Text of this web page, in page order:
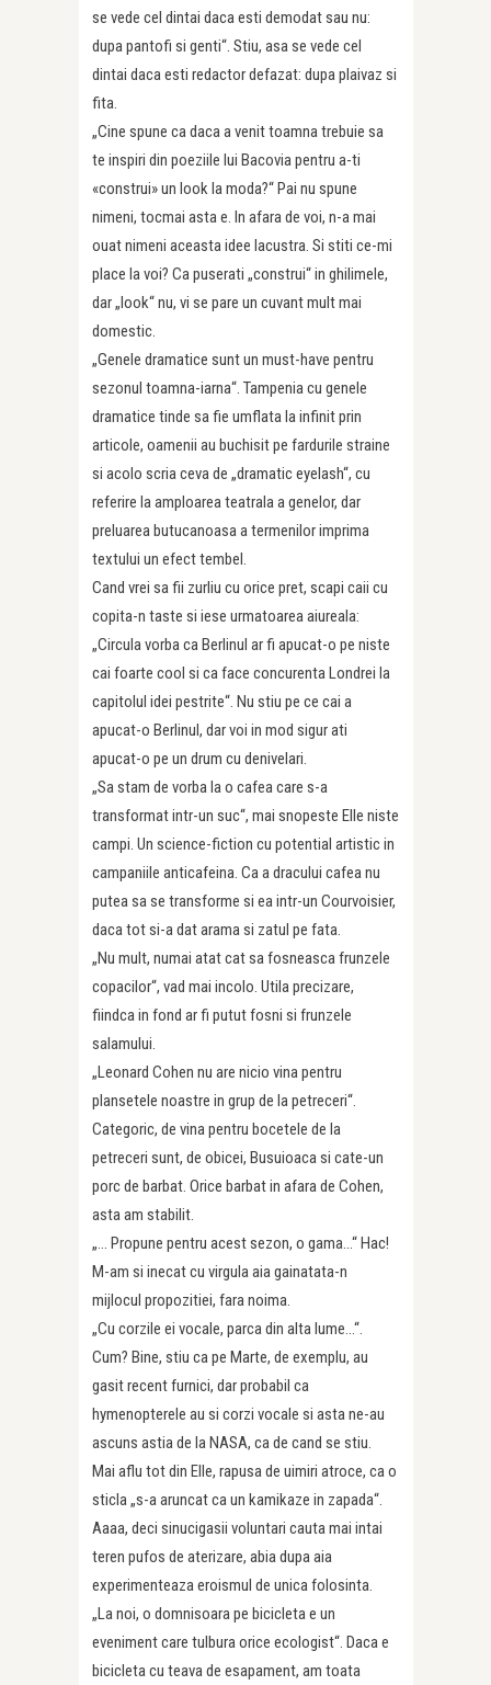
se vede cel dintai daca esti demodat sau nu:
dupa pantofi si genti“. Stiu, asa se vede cel
dintai daca esti redactor defazat: dupa plaivaz si
fita.
„Cine spune ca daca a venit toamna trebuie sa
te inspiri din poeziile lui Bacovia pentru a-ti
«construi» un look la moda?“ Pai nu spune
nimeni, tocmai asta e. In afara de voi, n-a mai
ouat nimeni aceasta idee lacustra. Si stiti ce-mi
place la voi? Ca puserati „construi“ in ghilimele,
dar „look“ nu, vi se pare un cuvant mult mai
domestic.
„Genele dramatice sunt un must-have pentru
sezonul toamna-iarna“. Tampenia cu genele
dramatice tinde sa fie umflata la infinit prin
articole, oamenii au buchisit pe fardurile straine
si acolo scria ceva de „dramatic eyelash“, cu
referire la amploarea teatrala a genelor, dar
preluarea butucanoasa a termenilor imprima
textului un efect tembel.
Cand vrei sa fii zurliu cu orice pret, scapi caii cu
copita-n taste si iese urmatoarea aiureala:
„Circula vorba ca Berlinul ar fi apucat-o pe niste
cai foarte cool si ca face concurenta Londrei la
capitolul idei pestrite“. Nu stiu pe ce cai a
apucat-o Berlinul, dar voi in mod sigur ati
apucat-o pe un drum cu denivelari.
„Sa stam de vorba la o cafea care s-a
transformat intr-un suc“, mai snopeste Elle niste
campi. Un science-fiction cu potential artistic in
campaniile anticafeina. Ca a dracului cafea nu
putea sa se transforme si ea intr-un Courvoisier,
daca tot si-a dat arama si zatul pe fata.
„Nu mult, numai atat cat sa fosneasca frunzele
copacilor“, vad mai incolo. Utila precizare,
fiindca in fond ar fi putut fosni si frunzele
salamului.
„Leonard Cohen nu are nicio vina pentru
plansetele noastre in grup de la petreceri“.
Categoric, de vina pentru bocetele de la
petreceri sunt, de obicei, Busuioaca si cate-un
porc de barbat. Orice barbat in afara de Cohen,
asta am stabilit.
„… Propune pentru acest sezon, o gama…“ Hac!
M-am si inecat cu virgula aia gainatata-n
mijlocul propozitiei, fara noima.
„Cu corzile ei vocale, parca din alta lume…“.
Cum? Bine, stiu ca pe Marte, de exemplu, au
gasit recent furnici, dar probabil ca
hymenopterele au si corzi vocale si asta ne-au
ascuns astia de la NASA, ca de cand se stiu.
Mai aflu tot din Elle, rapusa de uimiri atroce, ca o
sticla „s-a aruncat ca un kamikaze in zapada“.
Aaaa, deci sinucigasii voluntari cauta mai intai
teren pufos de aterizare, abia dupa aia
experimenteaza eroismul de unica folosinta.
„La noi, o domnisoara pe bicicleta e un
eveniment care tulbura orice ecologist“. Daca e
bicicleta cu teava de esapament, am toata